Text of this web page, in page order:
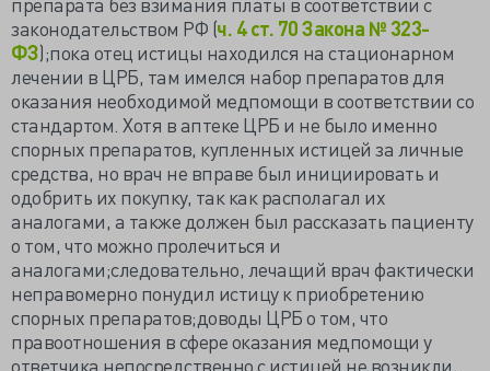
законодательством РФ (ч. 4 ст. 70 Закона № 323-
ФЗ);пока отец истицы находился на стационарном
лечении в ЦРБ, там имелся набор препаратов для
оказания необходимой медпомощи в соответствии со
стандартом. Хотя в аптеке ЦРБ и не было именно
спорных препаратов, купленных истицей за личные
средства, но врач не вправе был инициировать и
одобрить их покупку, так как располагал их
аналогами, а также должен был рассказать пациенту
о том, что можно пролечиться и
аналогами;следовательно, лечащий врач фактически
неправомерно понудил истицу к приобретению
спорных препаратов;доводы ЦРБ о том, что
правоотношения в сфере оказания медпомощи у
ответчика непосредственно с истицей не возникли,